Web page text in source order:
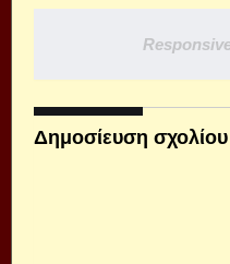
Δημοσίευση σχολίου